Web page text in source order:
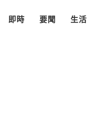
即時 要聞 生活